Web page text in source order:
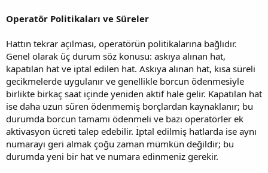
Operatör Politikaları ve Süreler
Hattın tekrar açılması, operatörün politikalarına bağlıdır.
Genel olarak üç durum söz konusu: askıya alınan hat,
kapatılan hat ve iptal edilen hat. Askıya alınan hat, kısa süreli
gecikmelerde uygulanır ve genellikle borcun ödenmesiyle
birlikte birkaç saat içinde yeniden aktif hale gelir. Kapatılan hat
ise daha uzun süren ödenmemiş borçlardan kaynaklanır; bu
durumda borcun tamamı ödenmeli ve bazı operatörler ek
aktivasyon ücreti talep edebilir. İptal edilmiş hatlarda ise aynı
numarayı geri almak çoğu zaman mümkün değildir; bu
durumda yeni bir hat ve numara edinmeniz gerekir.